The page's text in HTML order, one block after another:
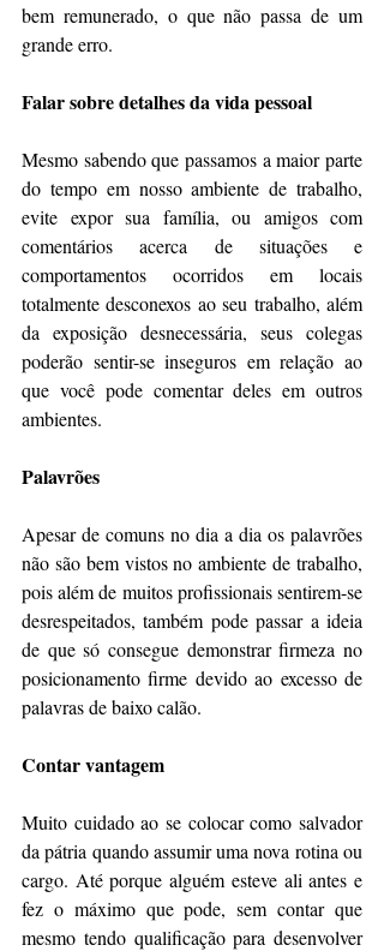
bem remunerado, o que não passa de um
grande erro.
Falar sobre detalhes da vida pessoal
Mesmo sabendo que passamos a maior parte
do tempo em nosso ambiente de trabalho,
evite expor sua família, ou amigos com
comentários acerca de situações e
comportamentos ocorridos em locais
totalmente desconexos ao seu trabalho, além
da exposição desnecessária, seus colegas
poderão sentir-se inseguros em relação ao
que você pode comentar deles em outros
ambientes.
Palavrões
Apesar de comuns no dia a dia os palavrões
não são bem vistos no ambiente de trabalho,
pois além de muitos profissionais sentirem-se
desrespeitados, também pode passar a ideia
de que só consegue demonstrar firmeza no
posicionamento firme devido ao excesso de
palavras de baixo calão.
Contar vantagem
Muito cuidado ao se colocar como salvador
da pátria quando assumir uma nova rotina ou
cargo. Até porque alguém esteve ali antes e
fez o máximo que pode, sem contar que
mesmo tendo qualificação para desenvolver